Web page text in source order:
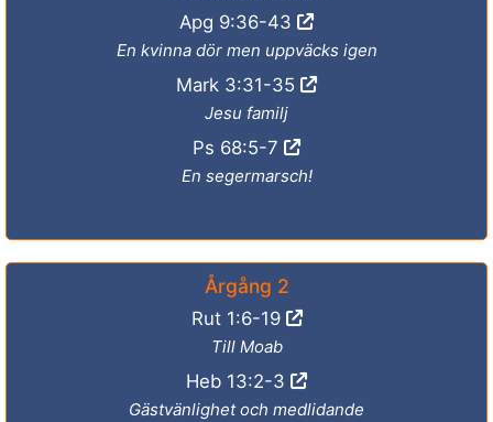
Apg 9:36-43
En kvinna dör men uppväcks igen
Mark 3:31-35
Jesu familj
Ps 68:5-7
En segermarsch!
Årgång 2
Rut 1:6-19
Till Moab
Heb 13:2-3
Gästvänlighet och medlidande